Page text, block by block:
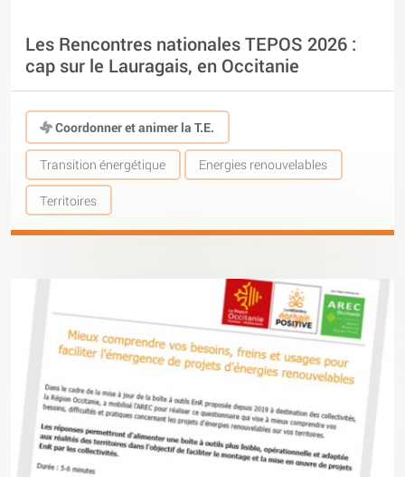
Les Rencontres nationales TEPOS 2026 :
cap sur le Lauragais, en Occitanie
Coordonner et animer la T.E.
Transition énergétique Energies renouvelables
Territoires